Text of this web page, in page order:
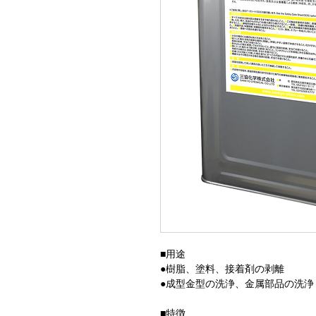
■用途
●樹脂、塗料、接着剤の剥離
●成型金型の洗浄、金属部品の洗浄
■特徴